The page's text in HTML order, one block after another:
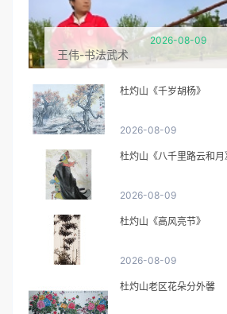
2026-08-09
王伟-书法武术
杜灼山《千岁胡杨》
2026-08-09
杜灼山《八千里路云和月
2026-08-09
杜灼山《高风亮节》
2026-08-09
杜灼山老区花朵分外馨